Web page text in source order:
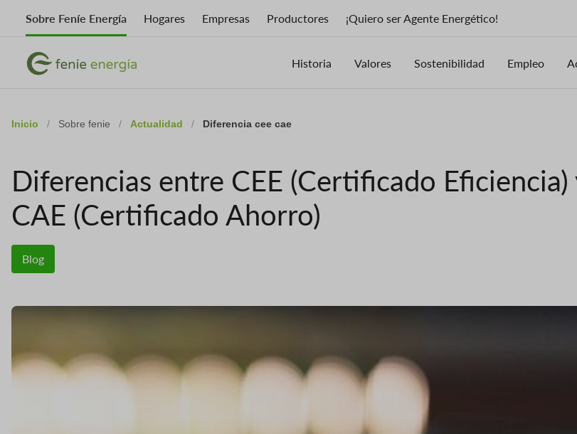
content
Sobre Feníe Energía Hogares Empresas Productores ¡Quiero ser Agente Energético!
ImagenImagen Historia Valores Sostenibilidad Empleo
Inicio / Sobre fenie / Actualidad / Diferencia cee cae
Diferencias entre CEE (Certificado Eficiencia)
CAE (Certificado Ahorro)
Blog